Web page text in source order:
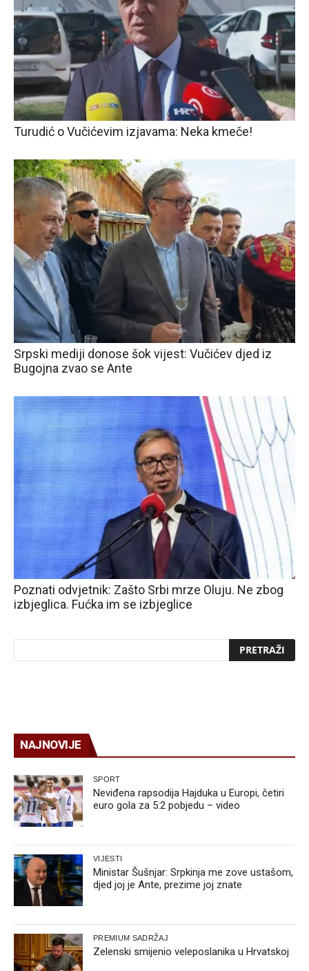
Turudić o Vučićevim izjavama: Neka kmeče!
Srpski mediji donose šok vijest: Vučićev djed iz
Bugojna zvao se Ante
Poznati odvjetnik: Zašto Srbi mrze Oluju. Ne zbog
izbjeglica. Fućka im se izbjeglice
NAJNOVIJE
SPORT
Neviđena rapsodija Hajduka u Europi, četiri
euro gola za 5:2 pobjedu – video
VIJESTI
Ministar Šušnjar: Srpkinja me zove ustašom,
djed joj je Ante, prezime joj znate
PREMIUM SADRŽAJ
Zelenski smijenio veleposlanika u Hrvatskoj